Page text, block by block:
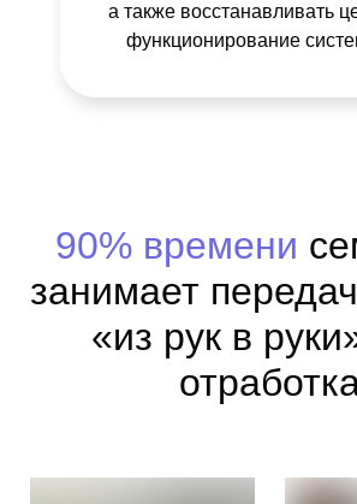
а также восстанавливать
функционирование
90% времени
занимает
«из рук в